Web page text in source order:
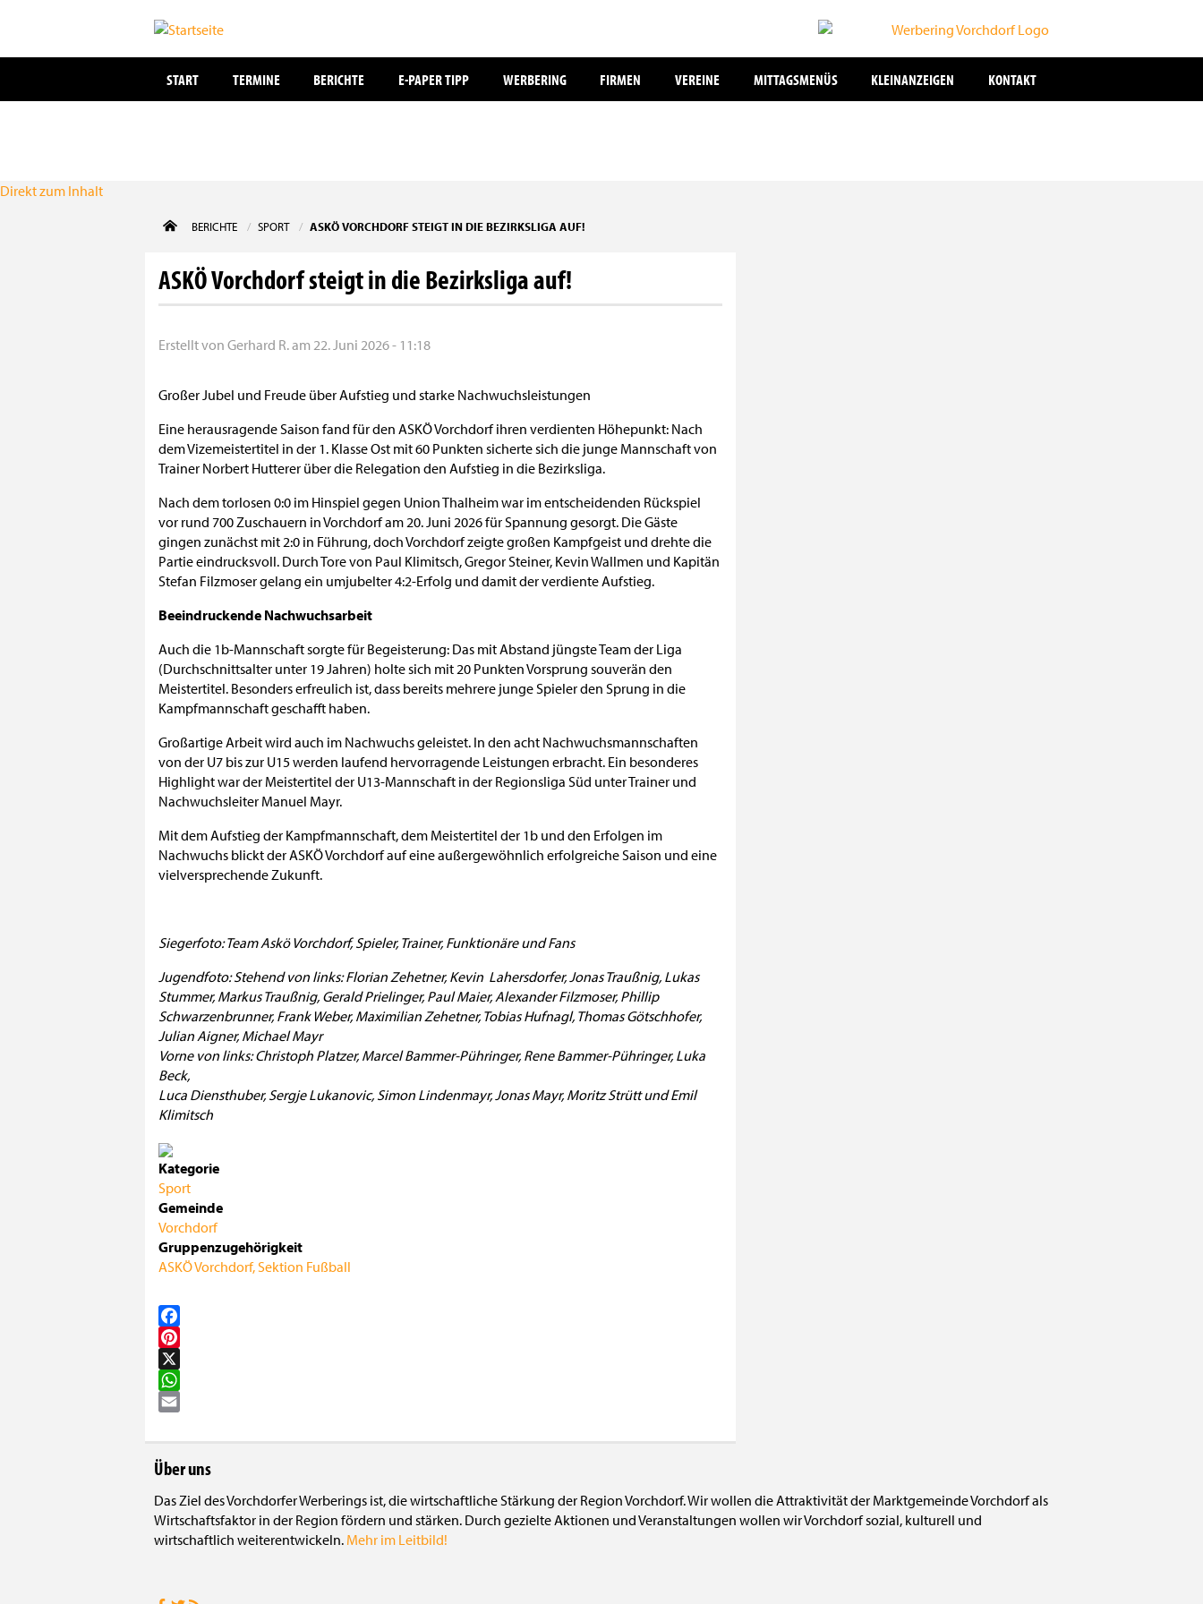
Direkt zum Inhalt
START TERMINE BERICHTE E-PAPER TIPP WERBERING FIRMEN VEREINE MITTAGSMENÜS KLEINANZEIGEN KONTAKT
BERICHTE SPORT ASKÖ VORCHDORF STEIGT IN DIE BEZIRKSLIGA AUF!
ASKÖ Vorchdorf steigt in die Bezirksliga auf!
Erstellt von Gerhard R.am 22. Juni 2026 - 11:18
Großer Jubel und Freude über Aufstieg und starke Nachwuchsleistungen
Eine herausragende Saison fand für den ASKÖ Vorchdorf ihren verdienten Höhepunkt: Nach
dem Vizemeistertitel in der 1. Klasse Ost mit 60 Punkten sicherte sich die junge Mannschaft von
Trainer Norbert Hutterer über die Relegation den Aufstieg in die Bezirksliga.
Nach dem torlosen 0:0 im Hinspiel gegen Union Thalheim war im entscheidenden Rückspiel
vor rund 700 Zuschauern in Vorchdorf am 20. Juni 2026 für Spannung gesorgt. Die Gäste
gingen zunächst mit 2:0 in Führung, doch Vorchdorf zeigte großen Kampfgeist und drehte die
Partie eindrucksvoll. Durch Tore von Paul Klimitsch, Gregor Steiner, Kevin Wallmen und Kapitän
Stefan Filzmoser gelang ein umjubelter 4:2-Erfolg und damit der verdiente Aufstieg.
Beeindruckende Nachwuchsarbeit
Auch die 1b-Mannschaft sorgte für Begeisterung: Das mit Abstand jüngste Team der Liga
(Durchschnittsalter unter 19 Jahren) holte sich mit 20 Punkten Vorsprung souverän den
Meistertitel. Besonders erfreulich ist, dass bereits mehrere junge Spieler den Sprung in die
Kampfmannschaft geschafft haben.
Großartige Arbeit wird auch im Nachwuchs geleistet. In den acht Nachwuchsmannschaften
von der U7 bis zur U15 werden laufend hervorragende Leistungen erbracht. Ein besonderes
Highlight war der Meistertitel der U13-Mannschaft in der Regionsliga Süd unter Trainer und
Nachwuchsleiter Manuel Mayr.
Mit dem Aufstieg der Kampfmannschaft, dem Meistertitel der 1b und den Erfolgen im
Nachwuchs blickt der ASKÖ Vorchdorf auf eine außergewöhnlich erfolgreiche Saison und eine
vielversprechende Zukunft.
Siegerfoto: Team Askö Vorchdorf, Spieler, Trainer, Funktionäre und Fans
Jugendfoto: Stehend von links: Florian Zehetner, Kevin Lahersdorfer, Jonas Traußnig, Lukas
Stummer, Markus Traußnig, Gerald Prielinger, Paul Maier, Alexander Filzmoser, Phillip
Schwarzenbrunner, Frank Weber, Maximilian Zehetner, Tobias Hufnagl, Thomas Götschhofer,
Julian Aigner, Michael Mayr
Vorne von links: Christoph Platzer, Marcel Bammer-Pühringer, Rene Bammer-Pühringer, Luka
Beck,
Luca Diensthuber, Sergje Lukanovic, Simon Lindenmayr, Jonas Mayr, Moritz Strütt und Emil
Klimitsch
Kategorie
Sport
Gemeinde
Vorchdorf
Gruppenzugehörigkeit
ASKÖ Vorchdorf, Sektion Fußball
Facebook
Pinterest
X
WhatsApp
Über uns
Das Ziel des Vorchdorfer Werberings ist, die wirtschaftliche Stärkung der Region Vorchdorf. Wir wollen die Attraktivität der Marktgemeinde Vorchdorf als
Wirtschaftsfaktor in der Region fördern und stärken. Durch gezielte Aktionen und Veranstaltungen wollen wir Vorchdorf sozial, kulturell und
wirtschaftlich weiterentwickeln. Mehr im Leitbild!